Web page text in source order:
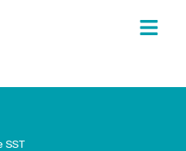
SST